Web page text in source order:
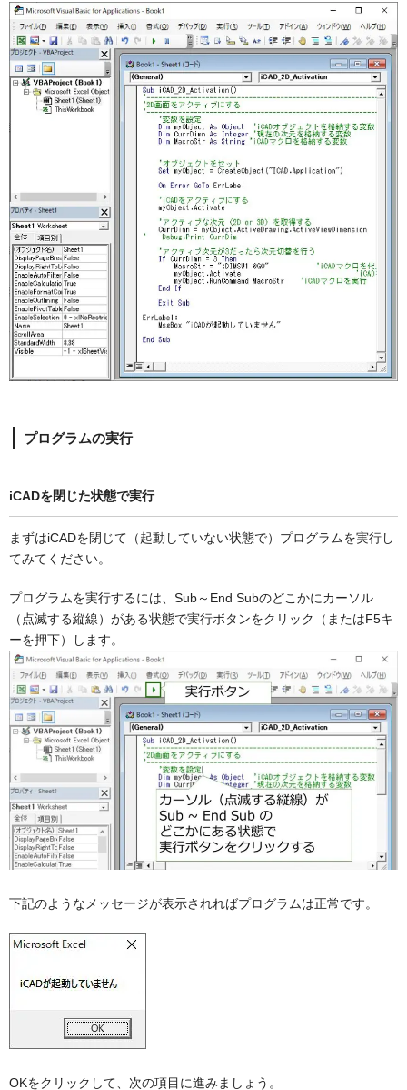
プログラムの実行
iCADを閉じた状態で実行
まずはiCADを閉じて（起動していない状態で）プログラムを実行し
てみてください。
プログラムを実行するには、Sub～End Subのどこかにカーソル
（点滅する縦線）がある状態で実行ボタンをクリック（またはF5キ
ーを押下）します。
下記のようなメッセージが表示されればプログラムは正常です。
OKをクリックして、次の項目に進みましょう。